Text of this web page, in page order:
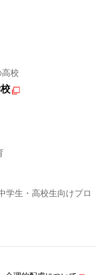
校
学生・高校生向けプロ